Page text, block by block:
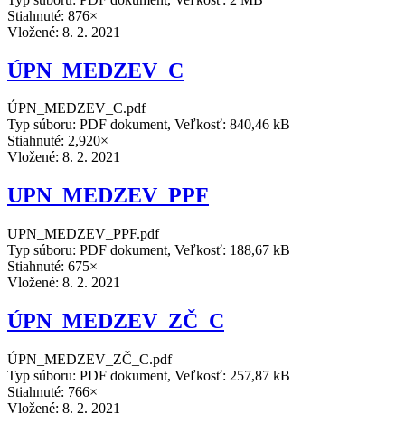
Stiahnuté: 876×
Vložené: 8. 2. 2021
ÚPN_MEDZEV_C
ÚPN_MEDZEV_C.pdf
Typ súboru: PDF dokument, Veľkosť: 840,46 kB
Stiahnuté: 2,920×
Vložené: 8. 2. 2021
UPN_MEDZEV_PPF
UPN_MEDZEV_PPF.pdf
Typ súboru: PDF dokument, Veľkosť: 188,67 kB
Stiahnuté: 675×
Vložené: 8. 2. 2021
ÚPN_MEDZEV_ZČ_C
ÚPN_MEDZEV_ZČ_C.pdf
Typ súboru: PDF dokument, Veľkosť: 257,87 kB
Stiahnuté: 766×
Vložené: 8. 2. 2021